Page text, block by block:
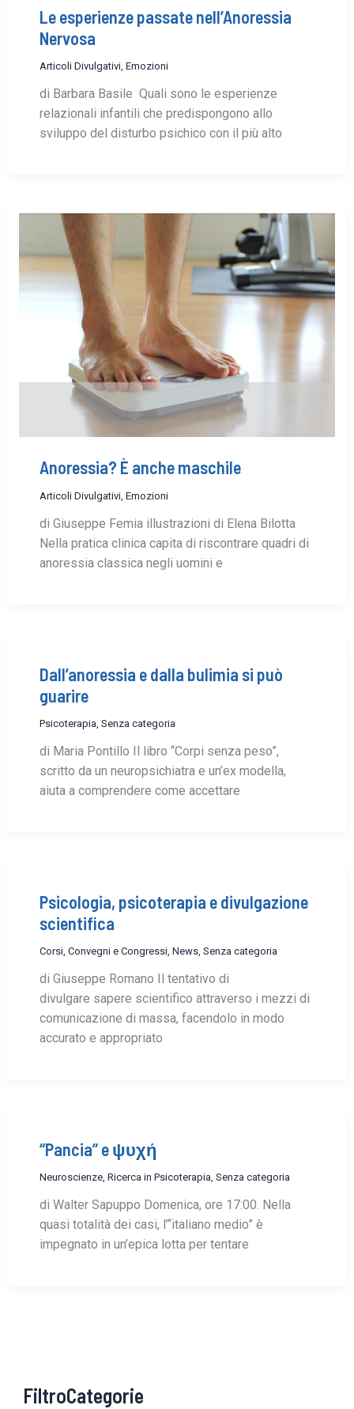
Le esperienze passate nell’Anoressia
Nervosa
Articoli Divulgativi, Emozioni
di Barbara Basile Quali sono le esperienze
relazionali infantili che predispongono allo
sviluppo del disturbo psichico con il più alto
Anoressia? È anche maschile
Articoli Divulgativi, Emozioni
di Giuseppe Femia illustrazioni di Elena Bilotta
Nella pratica clinica capita di riscontrare quadri di
anoressia classica negli uomini e
Dall’anoressia e dalla bulimia si può
guarire
Psicoterapia Senza categoria
di Maria Pontillo Il libro “Corpi senza peso”,
scritto da un neuropsichiatra e un’ex modella,
aiuta a comprendere come accettare
Psicologia, psicoterapia e divulgazione
scientifica
Corsi, Convegni e Congressi, News, Senza categoria
di Giuseppe Romano Il tentativo di
divulgare sapere scientifico attraverso i mezzi di
comunicazione di massa, facendolo in modo
accurato e appropriato
“Pancia” e ψυχή
Neuroscienze, Ricerca in Psicoterapia, Senza categoria
di Walter Sapuppo Domenica, ore 17:00. Nella
quasi totalità dei casi, l’“italiano medio” è
impegnato in un’epica lotta per tentare
FiltroCategorie